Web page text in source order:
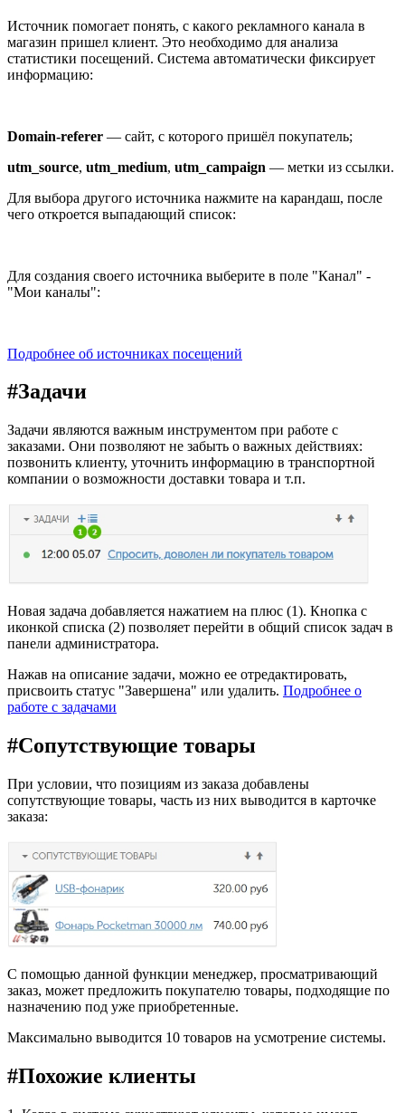
Источник помогает понять, с какого рекламного канала в
магазин пришел клиент. Это необходимо для анализа
статистики посещений. Система автоматически фиксирует
информацию:
Domain-referer — сайт, с которого пришёл покупатель;
utm_source, utm_medium, utm_campaign — метки из ссылки.
Для выбора другого источника нажмите на карандаш, после
чего откроется выпадающий список:
Для создания своего источника выберите в поле "Канал" -
"Мои каналы":
Подробнее об источниках посещений
#Задачи
Задачи являются важным инструментом при работе с
заказами. Они позволяют не забыть о важных действиях:
позвонить клиенту, уточнить информацию в транспортной
компании о возможности доставки товара и т.п.
Новая задача добавляется нажатием на плюс (1). Кнопка с
иконкой списка (2) позволяет перейти в общий список задач в
панели администратора.
Нажав на описание задачи, можно ее отредактировать,
присвоить статус "Завершена" или удалить. Подробнее о
работе с задачами
#Сопутствующие товары
При условии, что позициям из заказа добавлены
сопутствующие товары, часть из них выводится в карточке
заказа:
С помощью данной функции менеджер, просматривающий
заказ, может предложить покупателю товары, подходящие по
назначению под уже приобретенные.
Максимально выводится 10 товаров на усмотрение системы.
#Похожие клиенты